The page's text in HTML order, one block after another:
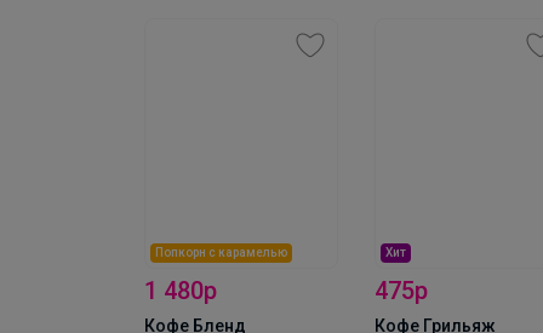
Попкорн с карамелью
1 480р
Кофе Бленд
Хит
475р
Кофе Грильяж